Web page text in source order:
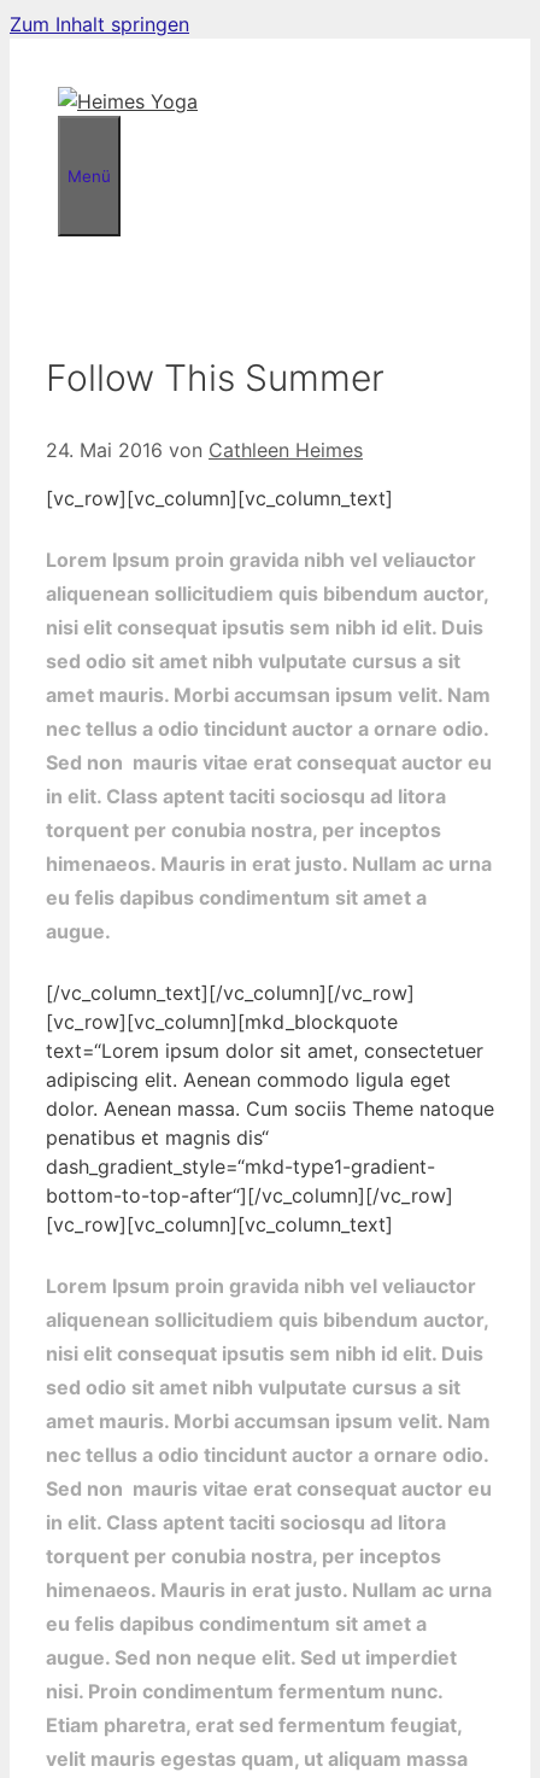
Zum Inhalt springen
Menü
Follow This Summer
24. Mai 2016 von Cathleen Heimes
[vc_row][vc_column][vc_column_text]
Lorem Ipsum proin gravida nibh vel veliauctor
aliquenean sollicitudiem quis bibendum auctor,
nisi elit consequat ipsutis sem nibh id elit. Duis
sed odio sit amet nibh vulputate cursus a sit
amet mauris. Morbi accumsan ipsum velit. Nam
nec tellus a odio tincidunt auctor a ornare odio.
Sed non mauris vitae erat consequat auctor eu
in elit. Class aptent taciti sociosqu ad litora
torquent per conubia nostra, per inceptos
himenaeos. Mauris in erat justo. Nullam ac urna
eu felis dapibus condimentum sit amet a
augue.
[/vc_column_text][/vc_column][/vc_row]
[vc_row][vc_column][mkd_blockquote
text=“Lorem ipsum dolor sit amet, consectetuer
adipiscing elit. Aenean commodo ligula eget
dolor. Aenean massa. Cum sociis Theme natoque
penatibus et magnis dis“
dash_gradient_style=“mkd-type1-gradient-
bottom-to-top-after“][/vc_column][/vc_row]
[vc_row][vc_column][vc_column_text]
Lorem Ipsum proin gravida nibh vel veliauctor
aliquenean sollicitudiem quis bibendum auctor,
nisi elit consequat ipsutis sem nibh id elit. Duis
sed odio sit amet nibh vulputate cursus a sit
amet mauris. Morbi accumsan ipsum velit. Nam
nec tellus a odio tincidunt auctor a ornare odio.
Sed non mauris vitae erat consequat auctor eu
in elit. Class aptent taciti sociosqu ad litora
torquent per conubia nostra, per inceptos
himenaeos. Mauris in erat justo. Nullam ac urna
eu felis dapibus condimentum sit amet a
augue. Sed non neque elit. Sed ut imperdiet
nisi. Proin condimentum fermentum nunc.
Etiam pharetra, erat sed fermentum feugiat,
velit mauris egestas quam, ut aliquam massa